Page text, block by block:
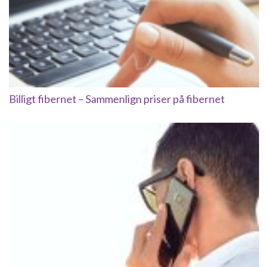
Billigt fibernet – Sammenlign priser på fibernet